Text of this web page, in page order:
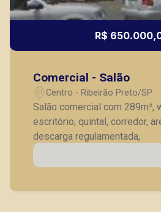
R$
Comercial - Salão
Centro - Ribeirão Preto/SP
Salão comercial com 289m²,
escritório, quintal, corredor,
descarga regulamentada,